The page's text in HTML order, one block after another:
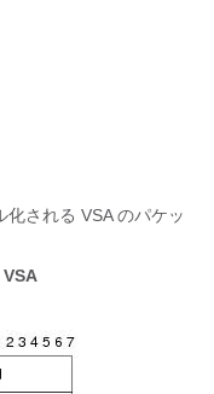
される VSA のパケッ
VSA